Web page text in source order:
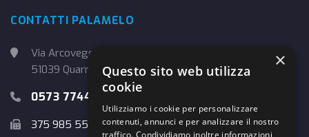
CONTATTI PALAMELO
Via Arcoveggio, 4
51039 Quarrata (PT)
0573 774457
375 985 5526
×
Questo sito web utilizza
cookie
Utilizziamo i cookie per personalizzare
contenuti, annunci e per analizzare il nostro
traffico. Condividiamo inoltre informazioni